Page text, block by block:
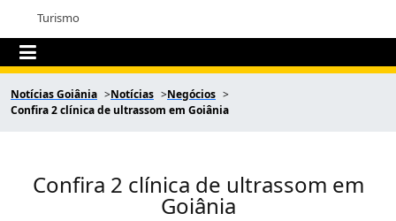
Turismo
Notícias Goiânia Notícias
Negócios
Confira 2 clínica de ultrassom em Goiânia
Confira 2 clínica de ultrassom em
Goiânia